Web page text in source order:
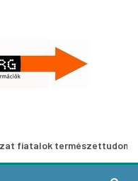
természettudományos